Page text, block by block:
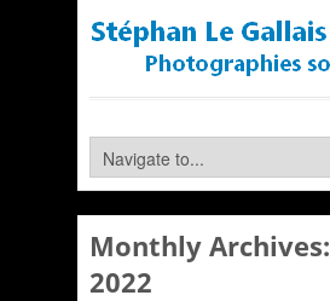
Monthly Archives:
2022